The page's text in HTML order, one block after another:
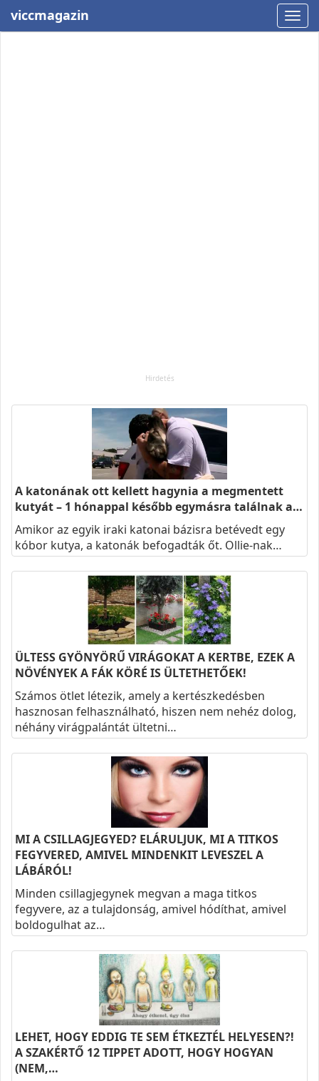
viccmagazin
A katonának ott kellett hagynia a megmentett
kutyát – 1 hónappal később egymásra találnak a…
Amikor az egyik iraki katonai bázisra betévedt egy
kóbor kutya, a katonák befogadták őt. Ollie-nak…
ÜLTESS GYÖNYÖRŰ VIRÁGOKAT A KERTBE, EZEK A
NÖVÉNYEK A FÁK KÖRÉ IS ÜLTETHETŐEK!
Számos ötlet létezik, amely a kertészkedésben
hasznosan felhasználható, hiszen nem nehéz dolog,
néhány virágpalántát ültetni…
MI A CSILLAGJEGYED? ELÁRULJUK, MI A TITKOS
FEGYVERED, AMIVEL MINDENKIT LEVESZEL A
LÁBÁRÓL!
Minden csillagjegynek megvan a maga titkos
fegyvere, az a tulajdonság, amivel hódíthat, amivel
boldogulhat az…
LEHET, HOGY EDDIG TE SEM ÉTKEZTÉL HELYESEN?!
A SZAKÉRTŐ 12 TIPPET ADOTT, HOGY HOGYAN
(NEM,…